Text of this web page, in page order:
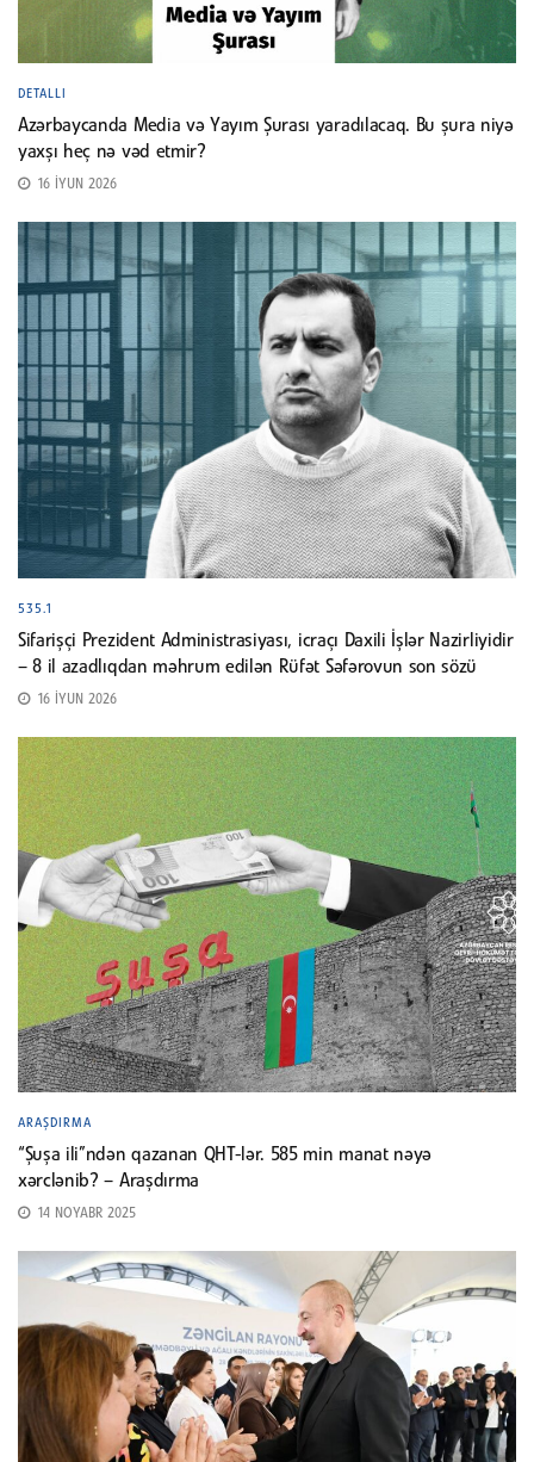
DETALLI
Azərbaycanda Media və Yayım Şurası yaradılacaq. Bu şura niyə
yaxşı heç nə vəd etmir?
16 İYUN 2026
535.1
Sifarişçi Prezident Administrasiyası, icraçı Daxili İşlər Nazirliyidir
– 8 il azadlıqdan məhrum edilən Rüfət Səfərovun son sözü
16 İYUN 2026
ARAŞDIRMA
“Şuşa ili”ndən qazanan QHT-lər. 585 min manat nəyə
xərclənib? – Araşdırma
14 NOYABR 2025